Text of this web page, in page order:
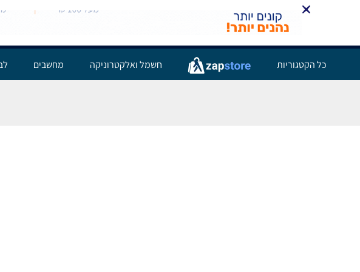
כל הקטגוריות חשמל ואלקטרוניקה מחשבים